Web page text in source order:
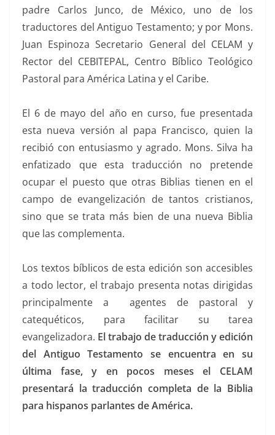
padre Carlos Junco, de México, uno de los
traductores del Antiguo Testamento; y por Mons.
Juan Espinoza Secretario General del CELAM y
Rector del CEBITEPAL, Centro Bíblico Teológico
Pastoral para América Latina y el Caribe.
El 6 de mayo del año en curso, fue presentada
esta nueva versión al papa Francisco, quien la
recibió con entusiasmo y agrado. Mons. Silva ha
enfatizado que esta traducción no pretende
ocupar el puesto que otras Biblias tienen en el
campo de evangelización de tantos cristianos,
sino que se trata más bien de una nueva Biblia
que las complementa.
Los textos bíblicos de esta edición son accesibles
a todo lector, el trabajo presenta notas dirigidas
principalmente a agentes de pastoral y
catequéticos, para facilitar su tarea
evangelizadora. El trabajo de traducción y edición
del Antiguo Testamento se encuentra en su
última fase, y en pocos meses el CELAM
presentará la traducción completa de la Biblia
para hispanos parlantes de América.